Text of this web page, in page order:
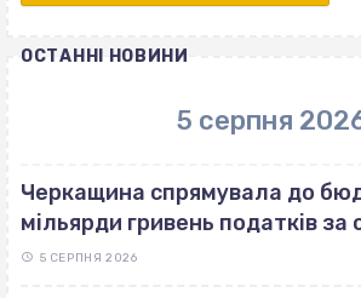
ОСТАННІ НОВИНИ
5 серпня
Черкащина спрямувала до
мільярди гривень податків за
5 СЕРПНЯ 2026